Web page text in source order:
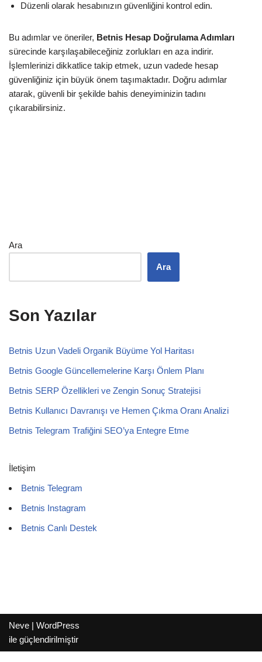
Düzenli olarak hesabınızın güvenliğini kontrol edin.
Bu adımlar ve öneriler, Betnis Hesap Doğrulama Adımları
sürecinde karşılaşabileceğiniz zorlukları en aza indirir.
İşlemlerinizi dikkatlice takip etmek, uzun vadede hesap
güvenliğiniz için büyük önem taşımaktadır. Doğru adımlar
atarak, güvenli bir şekilde bahis deneyiminizin tadını
çıkarabilirsiniz.
Ara
Ara
Son Yazılar
Betnis Uzun Vadeli Organik Büyüme Yol Haritası
Betnis Google Güncellemelerine Karşı Önlem Planı
Betnis SERP Özellikleri ve Zengin Sonuç Stratejisi
Betnis Kullanıcı Davranışı ve Hemen Çıkma Oranı Analizi
Betnis Telegram Trafiğini SEO’ya Entegre Etme
İletişim
Betnis Telegram
Betnis Instagram
Betnis Canlı Destek
Neve | WordPress
ile güçlendirilmiştir